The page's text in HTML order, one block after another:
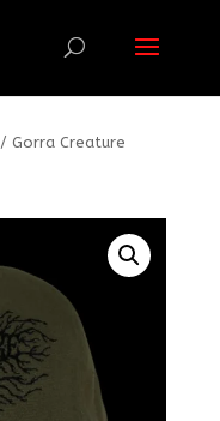
/ Gorra Creature